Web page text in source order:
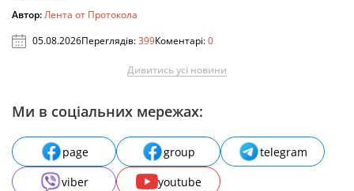
Автор:Лента от Протокола
05.08.2026Переглядів:399Коментарі:0
Дивитись усі новини
Ми в соціальних мережах:
page group
telegram
viber
youtube